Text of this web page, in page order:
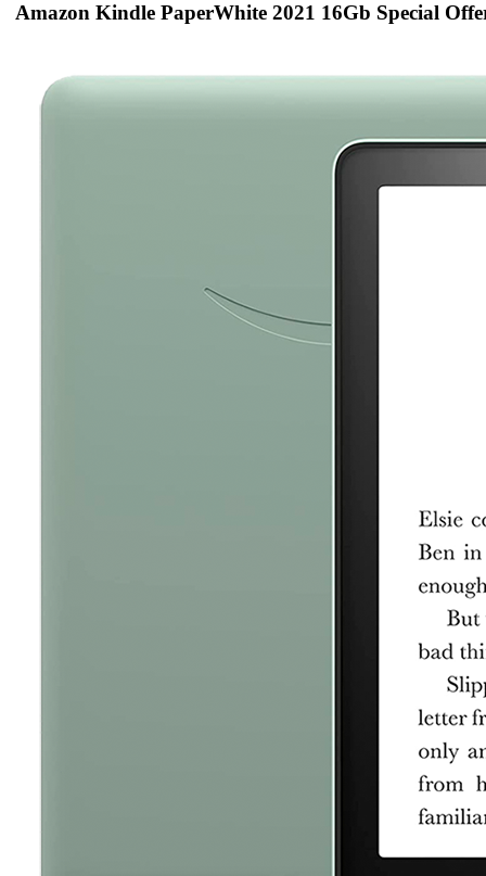
Amazon Kindle PaperWhite 2021 16Gb Special